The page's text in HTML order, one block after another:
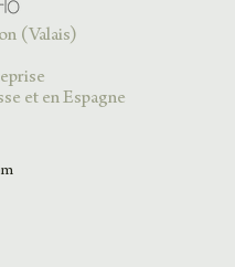
(Valais)
et en Espagne